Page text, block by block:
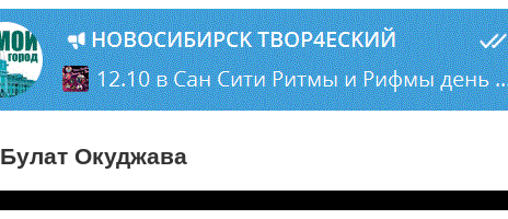
Булат Окуджава